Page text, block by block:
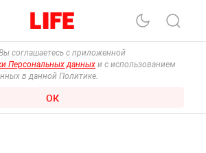
соглашаетесь с приложенной
Персональных данных и с использованием
в данной Политике.
ОК